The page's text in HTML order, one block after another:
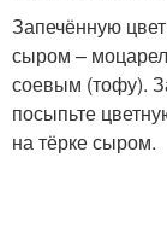
Запечённую
сыром –
соевым (тофу).
посыпьте
на тёрке сыром.